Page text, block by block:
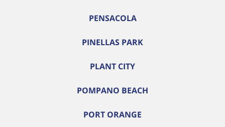
PENSACOLA
PINELLAS PARK
PLANT CITY
POMPANO BEACH
PORT ORANGE